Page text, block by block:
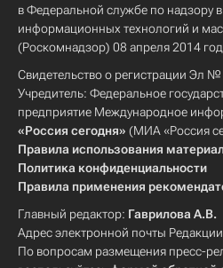
в Федеральной службе по надзору
информационных технологий и
(Роскомнадзор) 08 апреля 2014
Свидетельство о регистрации Эл
Учредитель: Федеральное
предприятие Международное
«Россия сегодня» (МИА «Россия
Правила использования
Политика конфиденциальности
Правила применения
Главный редактор: Гаврилова А.В.
Адрес электронной почты
По вопросам размещения пресс-